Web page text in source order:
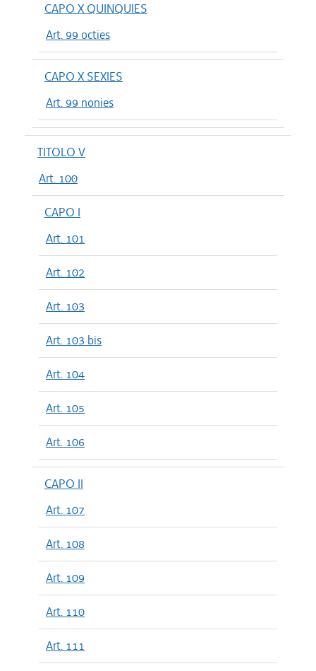
CAPO X QUINQUIES
Art. 99 octies
CAPO X SEXIES
Art. 99 nonies
TITOLO V
Art. 100
CAPO I
Art. 101
Art. 102
Art. 103
Art. 103 bis
Art. 104
Art. 105
Art. 106
CAPO II
Art. 107
Art. 108
Art. 109
Art. 110
Art. 111